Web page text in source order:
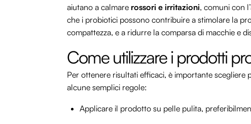
aiutano a calmare rossori e irritazioni, comuni con
che i probiotici possono contribuire a stimolare la
compattezza, e a ridurre la comparsa di macchie e
Come utilizzare i prodotti
Per ottenere risultati efficaci, è importante
alcune semplici regole:
Applicare il prodotto su pelle pulita,